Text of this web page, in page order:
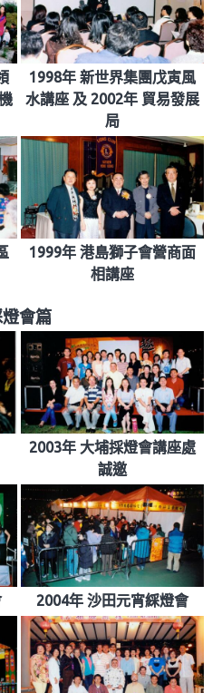
1998年 新世界集團戊寅風
水講座 及 2002年 貿易發展
局
1999年 港島獅子會營商面
相講座
會篇
2003年 大埔採燈會講座處
誠邀
2004年 沙田元宵綵燈會